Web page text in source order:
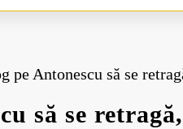
pe Antonescu să se
să se